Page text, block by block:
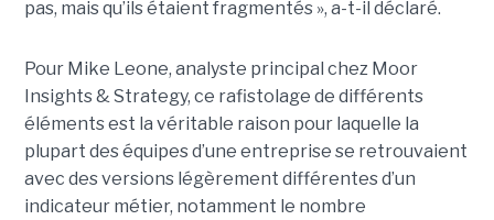
pas, mais qu’ils étaient fragmentés », a-t-il déclaré.
Pour Mike Leone, analyste principal chez Moor
Insights & Strategy, ce rafistolage de différents
éléments est la véritable raison pour laquelle la
plupart des équipes d’une entreprise se retrouvaient
avec des versions légèrement différentes d’un
indicateur métier, notamment le nombre